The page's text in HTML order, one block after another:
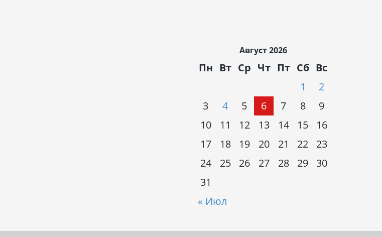
Август 2026
Пн Вт Ср Чт Пт Сб Вс
« Июл
1
2
3
4 5 6 7 8
9
10
11 12 13 14 15
16
17
18 19 20 21 22
23
24
25 26 27 28 29
30
31